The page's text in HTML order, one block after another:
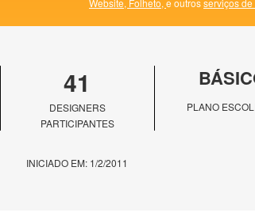
Website, Folheto, e outrosserviços
41
DESIGNERS
PARTICIPANTES
PLANO
INICIADO EM: 1/2/2011